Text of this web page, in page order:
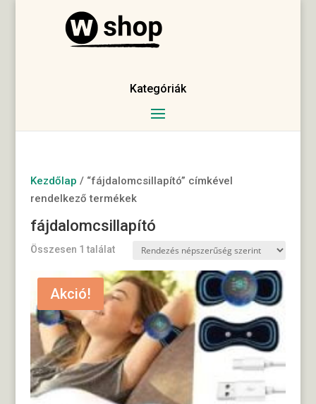
Kategóriák
Kezdőlap / “fájdalomcsillapító” címkével
rendelkező termékek
fájdalomcsillapító
Összesen 1 találat
Akció!